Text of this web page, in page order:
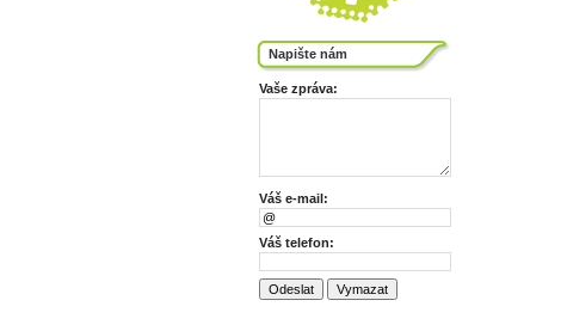
Napište nám
Vaše zpráva:
Váš e-mail:
Váš telefon: